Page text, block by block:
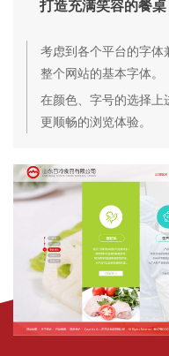
打造充满笑容的餐桌
考虑到各个平台的字体
整个网站的基本字体。
在颜色、字号的选择上
更顺畅的浏览体验。